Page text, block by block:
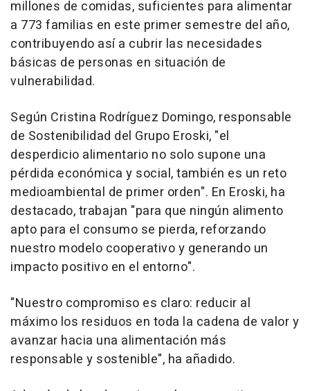
millones de comidas, suficientes para alimentar
a 773 familias en este primer semestre del año,
contribuyendo así a cubrir las necesidades
básicas de personas en situación de
vulnerabilidad.
Según Cristina Rodríguez Domingo, responsable
de Sostenibilidad del Grupo Eroski, "el
desperdicio alimentario no solo supone una
pérdida económica y social, también es un reto
medioambiental de primer orden". En Eroski, ha
destacado, trabajan "para que ningún alimento
apto para el consumo se pierda, reforzando
nuestro modelo cooperativo y generando un
impacto positivo en el entorno".
"Nuestro compromiso es claro: reducir al
máximo los residuos en toda la cadena de valor y
avanzar hacia una alimentación más
responsable y sostenible", ha añadido.